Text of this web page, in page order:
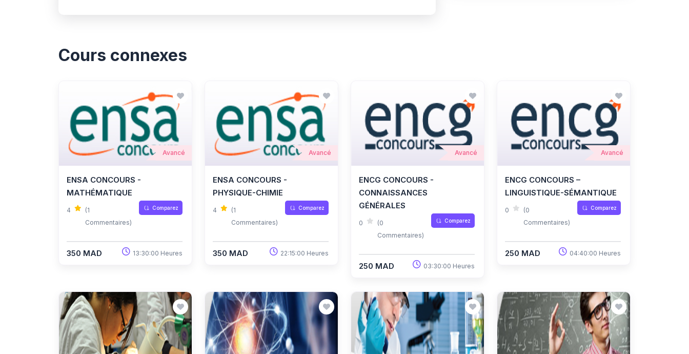
Cours connexes
Avancé
ENSA CONCOURS -
MATHÉMATIQUE
4
(1
Commentaires)
Comparez
350 MAD 13:30:00 Heures
Avancé
ENSA CONCOURS -
PHYSIQUE-CHIMIE
4
(1
Commentaires)
Comparez
350 MAD 22:15:00 Heures
Avancé
ENCG CONCOURS -
CONNAISSANCES
GÉNÉRALES
0
(0
Commentaires)
Comparez
250 MAD 03:30:00 Heures
Avancé
ENCG CONCOURS –
LINGUISTIQUE-SÉMANTIQUE
0
(0
Commentaires)
Comparez
250 MAD 04:40:00 Heures